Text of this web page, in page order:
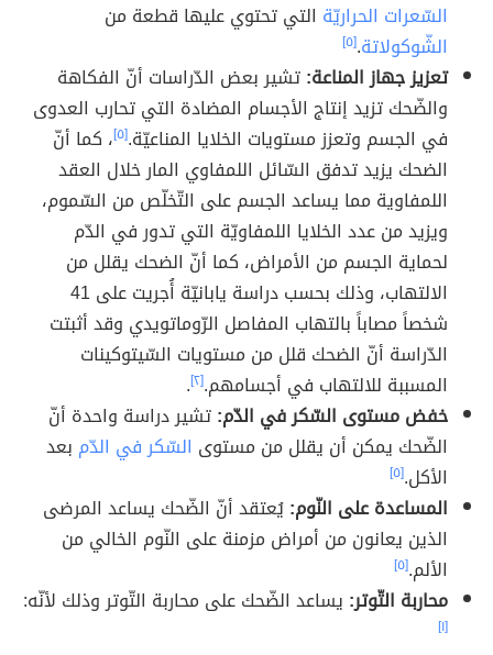
السّعرات الحراريّة التي تحتوي عليها قطعة من
الشّوكولاتة.[٥]
تعزيز جهاز المناعة:تشير بعض الدّراسات أنّ الفكاهة
والضّحك تزيد إنتاج الأجسام المضادة التي تحارب العدوى
في الجسم وتعزز مستويات الخلايا المناعيّة.[٥] ، كما أنّ
الضحك يزيد تدفق السّائل اللمفاوي المار خلال العقد
اللمفاوية مما يساعد الجسم على التّخلّص من السّموم،
ويزيد من عدد الخلايا اللمفاويّة التي تدور في الدّم
لحماية الجسم من الأمراض، كما أنّ الضحك يقلل من
الالتهاب، وذلك بحسب دراسة يابانيّة أُجريت على 41
شخصاً مصاباََ بالتهاب المفاصل الرّوماتويدي وقد أثبتت
الدّراسة أنّ الضحك قلل من مستويات السّيتوكينات
المسببة للالتهاب في أجسامهم.[٢] .
خفض مستوى السّكر في الدّم:تشير دراسة واحدة أنّ
الضّحك يمكن أن يقلل من مستوى السّكر في الدّم بعد
الأكل.[٥]
المساعدة على النّوم:يُعتقد أنّ الضّحك يساعد المرضى
الذين يعانون من أمراض مزمنة على النّوم الخالي من
الألم.[٥]
محاربة التّوتر: يساعد الضّحك على محاربة التّوتر وذلك لأنّه:
[١]